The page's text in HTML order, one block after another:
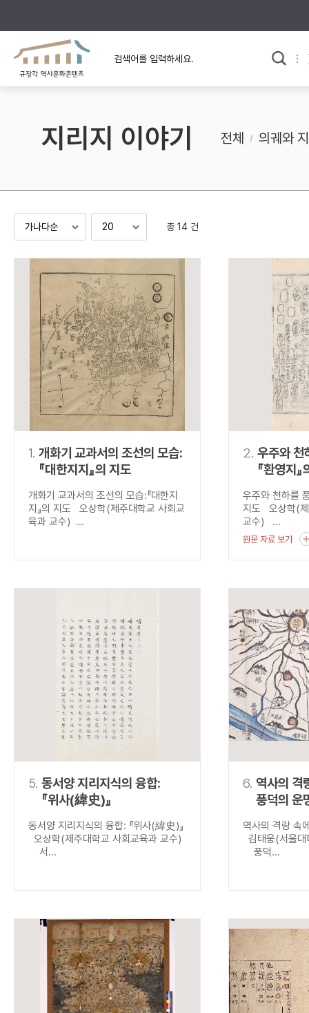
규장각의 어제와 오늘
규장각 소개영상
사료와 문학으로 본
고대
고려
조선 후기
검색 연산자 사용안내
연산자
AND 정조 AND 정약용
“정조”와 “정약
OR 정조 OR 정약용 “정조” 또는 “
NOT 정조 NOT 정약용
“정조”가 나온
료를 검색
동시에 여러 개의 연산자를 사용할 수 있습니다.
지리지 이야기 전체 의궤와
총 14 건
1. 개화기 교과서의 조선의 모습:
『대한지지』의 지도
개화기 교과서의 조선의 모습:『대한지
지』의 지도 오상학(제주대학교 사회교
육과 교수) ...
2. 우주와 천
『환영지
우주와 천하를
지도 오상학(제
교수) ...
원문 자료 보기
5. 동서양 지리지식의 융합:
『위사(緯史)』
동서양 지리지식의 융합: 『위사(緯史)』
오상학(제주대학교 사회교육과 교수)
서...
6. 역사의 격
풍덕의 운
역사의 격랑 속
김태웅(서울
풍덕...